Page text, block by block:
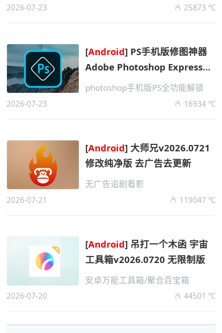
2026-07-23 25873 ℃
[Android] PS手机版修图神器
Adobe Photoshop Express
v2026.0723 高级版
photoshop手机版PS全功能解锁
2026-07-23 16934 ℃
[Android] 大师兄v2026.0721
修改纯净版 去广告去更新
无广告追剧看影
2026-07-21 119047 ℃
[Android] 吊打一个木函 宇宙
工具箱v2026.0720 无限制版
安卓万能工具箱/聚合百宝箱
2026-07-20 44501 ℃